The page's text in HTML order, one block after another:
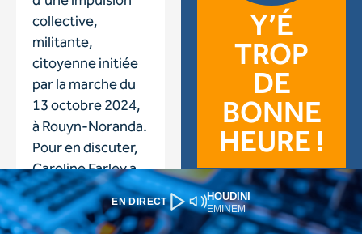
EN DIRECT HOUDINI
EMINEM